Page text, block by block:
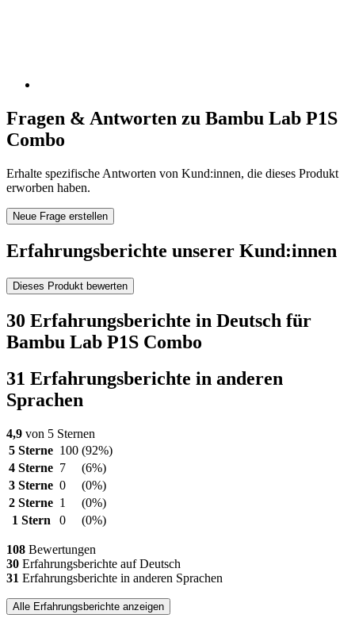
Fragen & Antworten zu Bambu Lab P1S
Combo
Erhalte spezifische Antworten von Kund:innen, die dieses Produkt
erworben haben.
Neue Frage erstellen
Erfahrungsberichte unserer Kund:innen
Dieses Produkt bewerten
30 Erfahrungsberichte in Deutsch für
Bambu Lab P1S Combo
31 Erfahrungsberichte in anderen
Sprachen
4,9 von 5 Sternen
5 Sterne 100 (92%)
4 Sterne 7
(6%)
3 Sterne 0
(0%)
2 Sterne 1
(0%)
1 Stern
0 (0%)
108 Bewertungen
30 Erfahrungsberichte auf Deutsch
31 Erfahrungsberichte in anderen Sprachen
Alle Erfahrungsberichte anzeigen